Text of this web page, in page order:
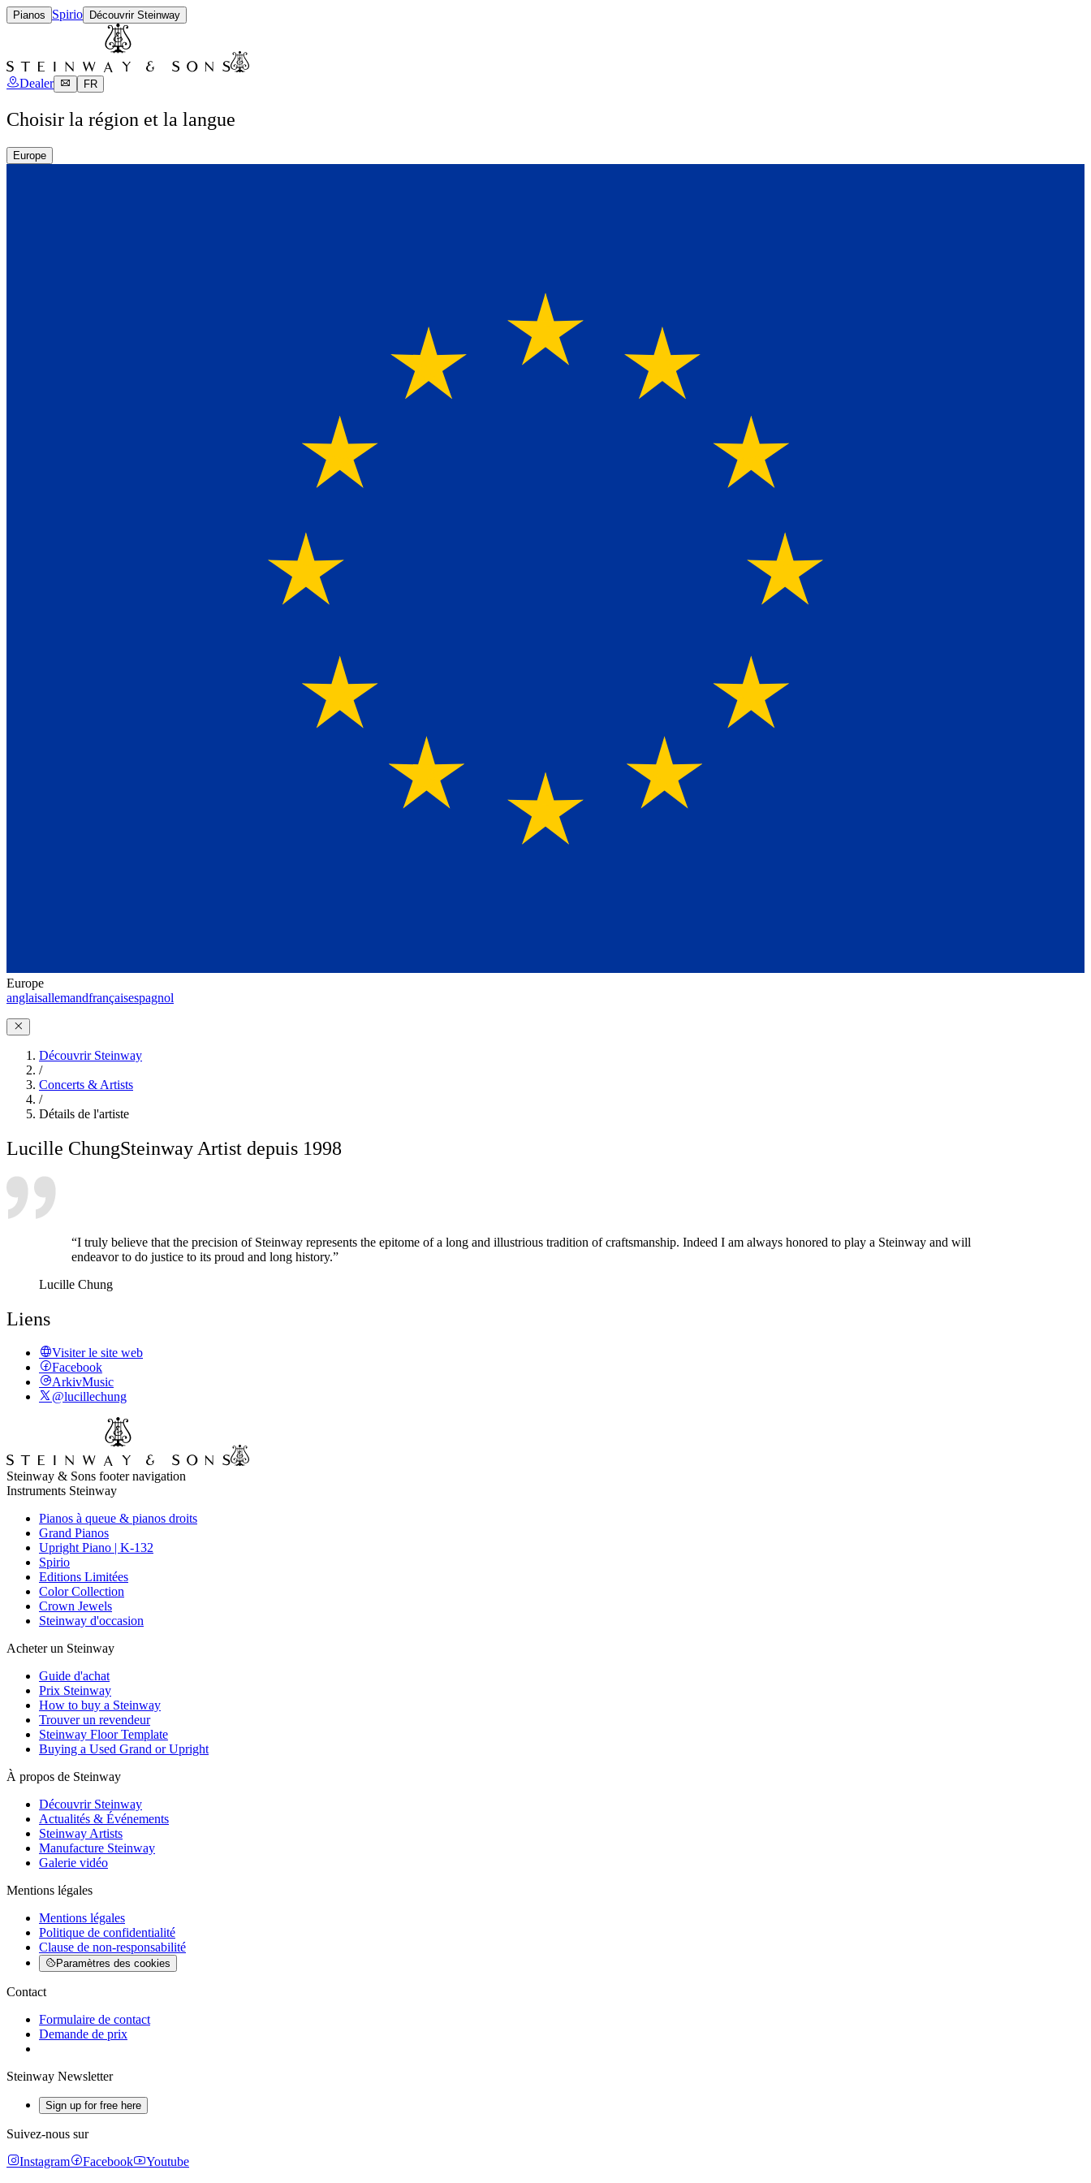
Pianos Spirio Découvrir Steinway
Dealer FR
Choisir la région et la langue
Europe
Europe
anglaisallemandfrançaisespagnol
Découvrir Steinway
/
Concerts & Artists
/
Détails de l'artiste
Lucille ChungSteinway Artist depuis 1998
“I truly believe that the precision of Steinway represents the epitome of a long and illustrious tradition of craftsmanship. Indeed I am always honored to play a Steinway and will
endeavor to do justice to its proud and long history.”
Lucille Chung
Liens
Visiter le site web
Facebook
ArkivMusic
@lucillechung
Steinway & Sons footer navigation
Instruments Steinway
Pianos à queue & pianos droits
Grand Pianos
Upright Piano | K-132
Spirio
Editions Limitées
Color Collection
Crown Jewels
Steinway d'occasion
Acheter un Steinway
Guide d'achat
Prix Steinway
How to buy a Steinway
Trouver un revendeur
Steinway Floor Template
Buying a Used Grand or Upright
À propos de Steinway
Découvrir Steinway
Actualités & Événements
Steinway Artists
Manufacture Steinway
Galerie vidéo
Mentions légales
Mentions légales
Politique de confidentialité
Clause de non-responsabilité
Paramètres des cookies
Contact
Formulaire de contact
Demande de prix
Steinway Newsletter
Sign up for free here
Suivez-nous sur
Instagram
Facebook
Youtube